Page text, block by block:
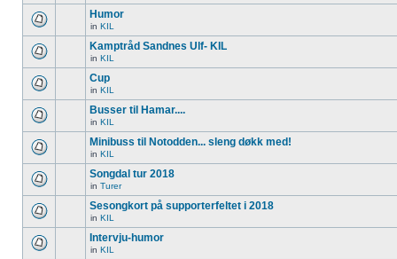
Humor
in KIL
Kamptråd Sandnes Ulf- KIL
in KIL
Cup
in KIL
Busser til Hamar....
in KIL
Minibuss til Notodden... sleng døkk med!
in KIL
Songdal tur 2018
in Turer
Sesongkort på supporterfeltet i 2018
in KIL
Intervju-humor
in KIL